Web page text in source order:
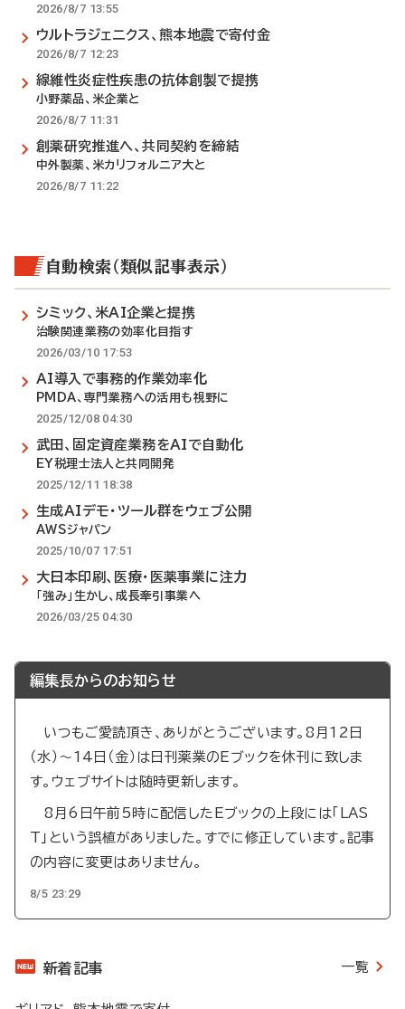
2026/8/7 13:55
ウルトラジェニクス、熊本地震で寄付金
2026/8/7 12:23
線維性炎症性疾患の抗体創製で提携
小野薬品、米企業と
2026/8/7 11:31
創薬研究推進へ、共同契約を締結
中外製薬、米カリフォルニア大と
2026/8/7 11:22
自動検索（類似記事表示）
シミック、米AI企業と提携
治験関連業務の効率化目指す
2026/03/10 17:53
AI導入で事務的作業効率化
PMDA、専門業務への活用も視野に
2025/12/08 04:30
武田、固定資産業務をAIで自動化
EY税理士法人と共同開発
2025/12/11 18:38
生成AIデモ・ツール群をウェブ公開
AWSジャパン
2025/10/07 17:51
大日本印刷、医療・医薬事業に注力
「強み」生かし、成長牽引事業へ
2026/03/25 04:30
編集長からのお知らせ
いつもご愛読頂き、ありがとうございます。8月12日
（水）～14日（金）は日刊薬業のEブックを休刊に致しま
す。ウェブサイトは随時更新します。
8月6日午前5時に配信したEブックの上段には「LAS
T」という誤植がありました。すでに修正しています。記事
の内容に変更はありません。
8/5 23:29
新着記事 一覧